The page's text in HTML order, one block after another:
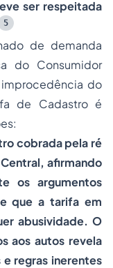
ser respeitada
5
de demanda
do Consumidor
do
de Cadastro é
cobrada pela ré
afirmando
os argumentos
que a tarifa em
abusividade. O
aos autos revela
regras inerentes